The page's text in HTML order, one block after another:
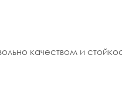
качеством и